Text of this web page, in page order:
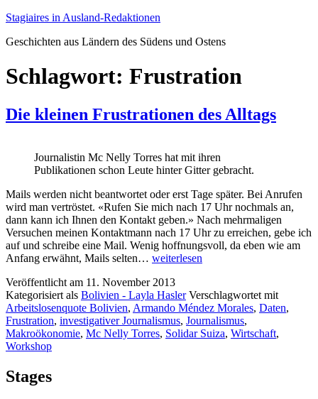
Zum
springen
Stagiaires in Ausland-Redaktionen
Geschichten aus Ländern des Südens und Ostens
Schlagwort: Frustration
Die kleinen Frustrationen des Alltags
Journalistin Mc Nelly Torres hat mit ihren
Publikationen schon Leute hinter Gitter gebracht.
Mails werden nicht beantwortet oder erst Tage später. Bei Anrufen
wird man vertröstet. «Rufen Sie mich nach 17 Uhr nochmals an,
dann kann ich Ihnen den Kontakt geben.» Nach mehrmaligen
Versuchen meinen Kontaktmann nach 17 Uhr zu erreichen, gebe ich
auf und schreibe eine Mail. Wenig hoffnungsvoll, da eben wie am
Anfang erwähnt, Mails selten… Die
Frustrationen
des
Alltags
weiterlesen
Veröffentlicht am 11. November 2013
Kategorisiert als Bolivien - Layla Hasler Verschlagwortet mit
Arbeitslosenquote Bolivien, Armando Méndez Morales, Daten,
Frustration, investigativer Journalismus, Journalismus,
Makroökonomie, Mc Nelly Torres, Solidar Suiza, Wirtschaft,
Workshop
Stages